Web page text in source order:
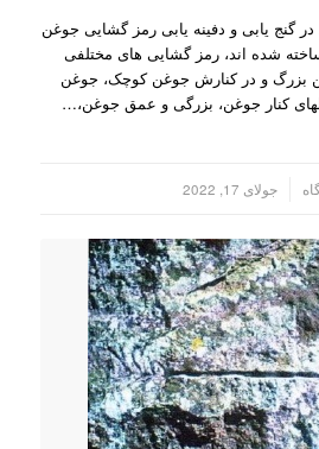
گنج یابی و دفینه یابی رمز گشایی جوغن
شده اند، رمز گشایی های مختلفی
بزرگ و در کنارش جوغن کوچک، جوغن
کنار جوغن، بزرگی و عمق جوغن،…
جولای 17, 2022